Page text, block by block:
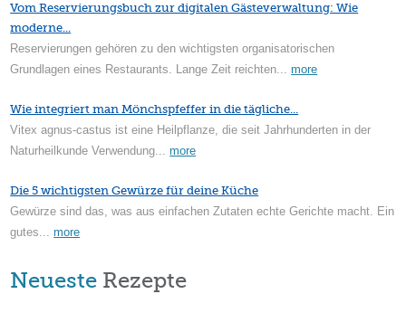
Vom Reservierungsbuch zur digitalen Gästeverwaltung: Wie
moderne...
Reservierungen gehören zu den wichtigsten organisatorischen
Grundlagen eines Restaurants. Lange Zeit reichten...more
Wie integriert man Mönchspfeffer in die tägliche...
Vitex agnus-castus ist eine Heilpflanze, die seit Jahrhunderten in der
Naturheilkunde Verwendung...more
Die 5 wichtigsten Gewürze für deine Küche
Gewürze sind das, was aus einfachen Zutaten echte Gerichte macht. Ein
gutes...more
Neueste Rezepte